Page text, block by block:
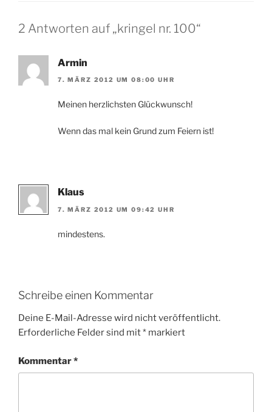
2 Antworten auf „kringel nr. 100“
Armin
7. MÄRZ 2012 UM 08:00 UHR
Meinen herzlichsten Glückwunsch!
Wenn das mal kein Grund zum Feiern ist!
Klaus
7. MÄRZ 2012 UM 09:42 UHR
mindestens.
Schreibe einen Kommentar
Deine E-Mail-Adresse wird nicht veröffentlicht.
Erforderliche Felder sind mit* markiert
Kommentar*